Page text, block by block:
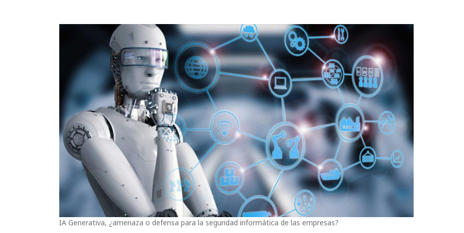
IA Generativa, ¿amenaza o defensa para la seguridad informática de las empresas?